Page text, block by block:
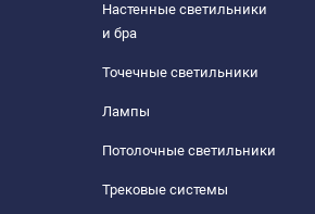
Настенные светильники
и бра
Точечные светильники
Лампы
Потолочные светильники
Трековые системы